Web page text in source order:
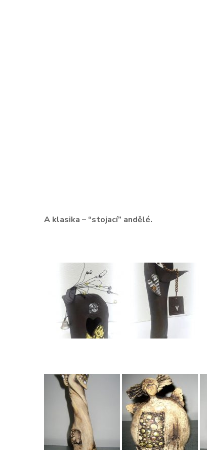
A klasika – “stojací” andělé.